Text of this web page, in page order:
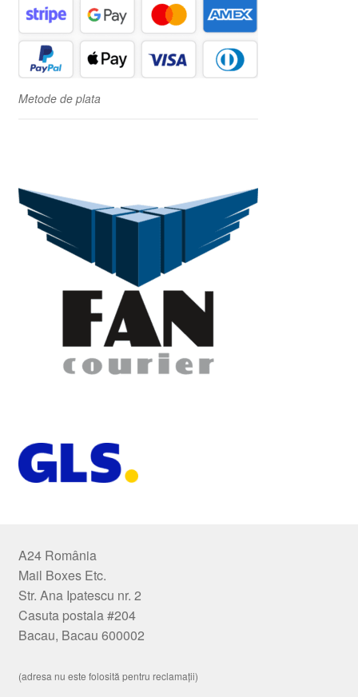
Metode de plata
A24 România
Mail Boxes Etc.
Str. Ana Ipatescu nr. 2
Casuta postala #204
Bacau, Bacau 600002
(adresa nu este folosită pentru reclamații)